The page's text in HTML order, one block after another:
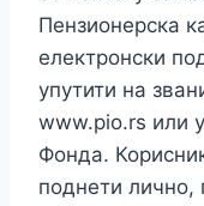
Пензионерска
електронски
упутити на
www.pio.rs или
Фонда.
поднети лично,